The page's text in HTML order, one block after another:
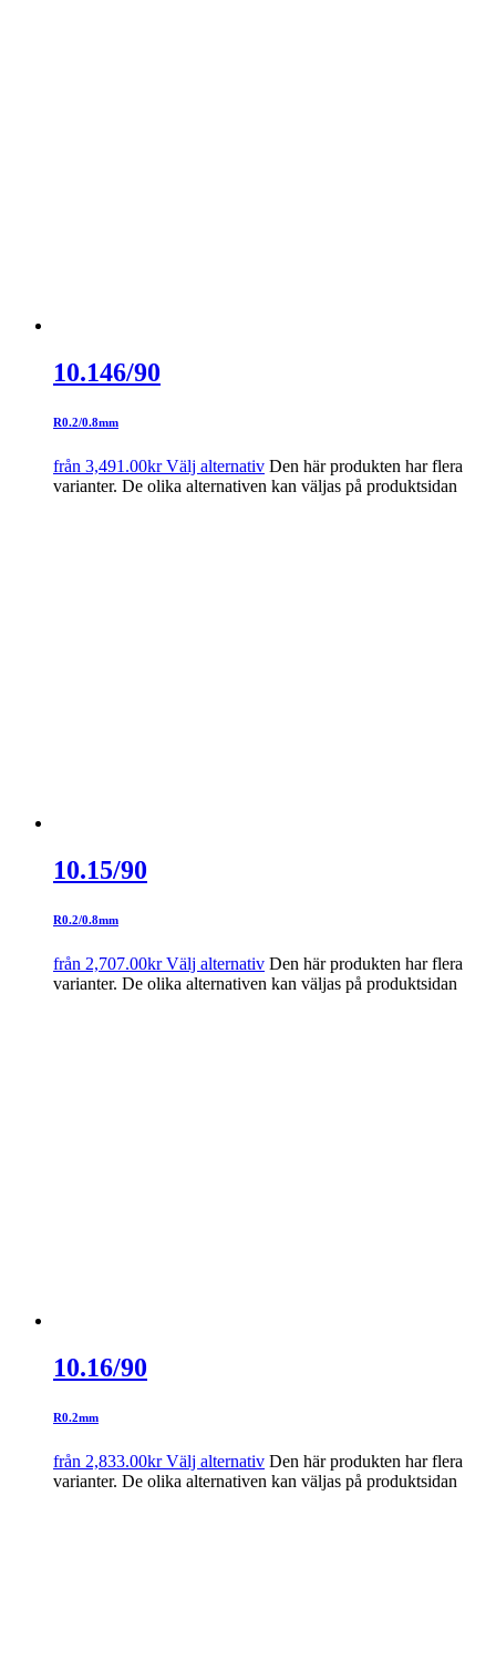
10.146/90
R0.2/0.8mm
från 3,491.00kr Välj alternativ Den här produkten har flera
varianter. De olika alternativen kan väljas på produktsidan
10.15/90
R0.2/0.8mm
från 2,707.00kr Välj alternativ Den här produkten har flera
varianter. De olika alternativen kan väljas på produktsidan
10.16/90
R0.2mm
från 2,833.00kr Välj alternativ Den här produkten har flera
varianter. De olika alternativen kan väljas på produktsidan